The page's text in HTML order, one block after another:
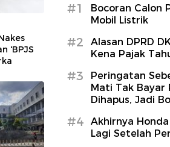
'BPJS
#1
Bocoran Calon
Mobil Listrik
#2
Alasan DPRD
Kena Pajak
#3
Peringatan
Mati Tak Bayar
Dihapus, Jadi
#4
Akhirnya
Lagi Setelah